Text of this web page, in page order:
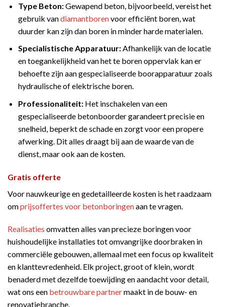
Type Beton:Gewapend beton, bijvoorbeeld, vereist het
gebruik vandiamantborenvoor efficiënt boren, wat
duurder kan zijn dan boren in minder harde materialen.
Specialistische Apparatuur:Afhankelijk van de locatie
en toegankelijkheid van het te boren oppervlak kan er
behoefte zijn aan gespecialiseerde boorapparatuur zoals
hydraulische of elektrische boren​​.
Professionaliteit:Het inschakelen van een
gespecialiseerde betonboorder garandeert precisie en
snelheid, beperkt de schade en zorgt voor een propere
afwerking. Dit alles draagt bij aan de waarde van de
dienst, maar ook aan de kosten​.
Gratis offerte
Voor nauwkeurige en gedetailleerde kosten is het raadzaam
omprijsoffertes voor betonboringenaan te vragen.
Realisaties omvatten alles van precieze boringen voor
huishoudelijke installaties tot omvangrijke doorbraken in
commerciële gebouwen, allemaal met een focus op kwaliteit
en klanttevredenheid. Elk project, groot of klein, wordt
benaderd met dezelfde toewijding en aandacht voor detail,
wat ons een betrouwbare partnermaakt in de bouw- en
renovatiebranche.